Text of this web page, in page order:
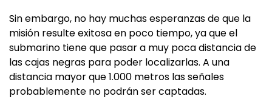
Sin embargo, no hay muchas esperanzas de que la
misión resulte exitosa en poco tiempo, ya que el
submarino tiene que pasar a muy poca distancia de
las cajas negras para poder localizarlas. A una
distancia mayor que 1.000 metros las señales
probablemente no podrán ser captadas.